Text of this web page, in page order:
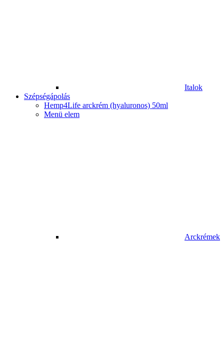
Italok
Szépségápolás
Hemp4Life arckrém (hyaluronos) 50ml
Menü elem
Arckrémek